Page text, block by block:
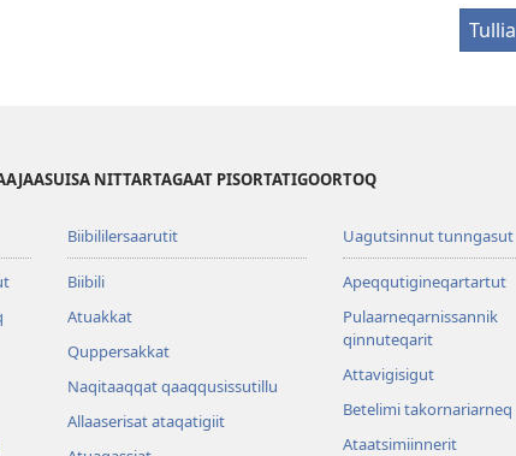
Tullia
NITTARTAGAAT PISORTATIGOORTOQ
Biibililersaarutit
Biibili
Atuakkat
Quppersakkat
Naqitaaqqat qaaqqusissutillu
Allaaserisat ataqatigiit
Uagutsinnut tunngasut
Apeqqutigineqartartut
Pulaarneqarnissannik
qinnuteqarit
Attavigisigut
Betelimi takornariarneq
Ataatsimiin­nerit